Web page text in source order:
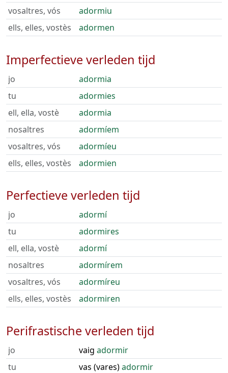
vosaltres, vós
adormiu
ells, elles, vostès
adormen
Imperfectieve verleden tijd
jo
adormia
tu
adormies
ell, ella, vostè
adormia
nosaltres
adormíem
vosaltres, vós
adormíeu
ells, elles, vostès
adormien
Perfectieve verleden tijd
jo
adormí
tu
adormires
ell, ella, vostè
adormí
nosaltres
adormírem
vosaltres, vós
adormíreu
ells, elles, vostès
adormiren
Perifrastische verleden tijd
jo vaig adormir
tu
vas (vares)adormir